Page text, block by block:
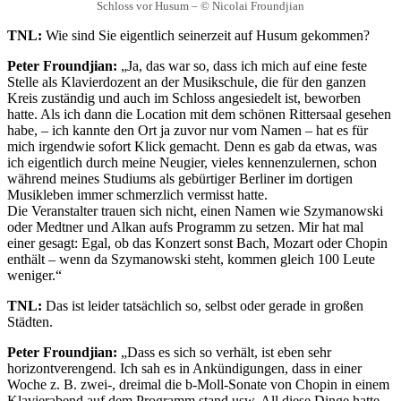
Schloss vor Husum – © Nicolai Froundjian
TNL: Wie sind Sie eigentlich seinerzeit auf Husum gekommen?
Peter Froundjian: „Ja, das war so, dass ich mich auf eine feste
Stelle als Klavierdozent an der Musikschule, die für den ganzen
Kreis zuständig und auch im Schloss angesiedelt ist, beworben
hatte. Als ich dann die Location mit dem schönen Rittersaal gesehen
habe, – ich kannte den Ort ja zuvor nur vom Namen – hat es für
mich irgendwie sofort Klick gemacht. Denn es gab da etwas, was
ich eigentlich durch meine Neugier, vieles kennenzulernen, schon
während meines Studiums als gebürtiger Berliner im dortigen
Musikleben immer schmerzlich vermisst hatte.
Die Veranstalter trauen sich nicht, einen Namen wie Szymanowski
oder Medtner und Alkan aufs Programm zu setzen. Mir hat mal
einer gesagt: Egal, ob das Konzert sonst Bach, Mozart oder Chopin
enthält – wenn da Szymanowski steht, kommen gleich 100 Leute
weniger.“
TNL: Das ist leider tatsächlich so, selbst oder gerade in großen
Städten.
Peter Froundjian: „Dass es sich so verhält, ist eben sehr
horizontverengend. Ich sah es in Ankündigungen, dass in einer
Woche z. B. zwei-, dreimal die b-Moll-Sonate von Chopin in einem